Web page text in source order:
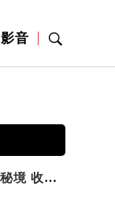
影音
探索瑞士格勞賓登秘境 收藏六種阿爾卑斯夏日療癒之旅